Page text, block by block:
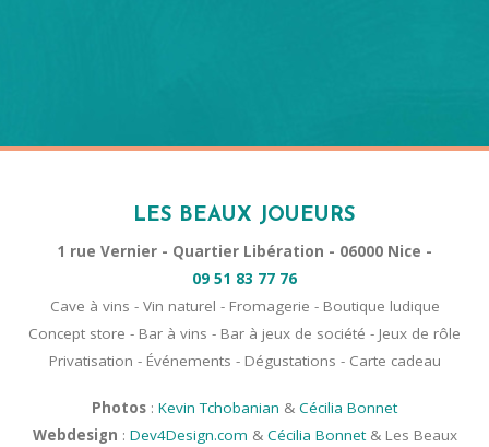
LES BEAUX JOUEURS
1 rue Vernier - Quartier Libération - 06000 Nice -
09 51 83 77 76
Cave à vins - Vin naturel - Fromagerie - Boutique ludique
Concept store - Bar à vins - Bar à jeux de société - Jeux de rôle
Privatisation - Événements - Dégustations - Carte cadeau
Photos : Kevin Tchobanian & Cécilia Bonnet
Webdesign : Dev4Design.com & Cécilia Bonnet& Les Beaux